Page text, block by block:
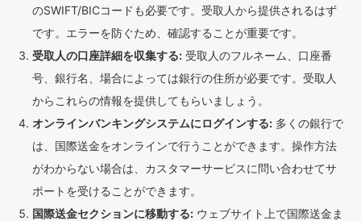
のSWIFT/BICコードも必要です。受取人から提供されるはず
です。エラーを防ぐため、確認することが重要です。
受取人の口座詳細を収集する: 受取人のフルネーム、口座番
号、銀行名、場合によっては銀行の住所が必要です。受取人
からこれらの情報を提供してもらいましょう。
オンラインバンキングシステムにログインする: 多くの銀行で
は、国際送金をオンラインで行うことができます。操作方法
がわからない場合は、カスタマーサービスに問い合わせてサ
ポートを受けることができます。
国際送金セクションに移動する: ウェブサイト上で国際送金ま